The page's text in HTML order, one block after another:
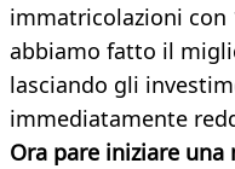
immatricolazioni con
abbiamo fatto il
lasciando gli
immediatamente
Ora pare iniziare